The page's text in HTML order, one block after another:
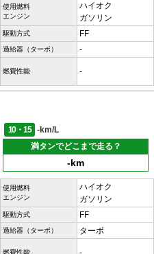
使用燃料
エンジン
ハイオク
ガソリン
駆動方式 FF
過給器（ターボ） -
燃費性能 -
10・15
-km/L
満タンでどこまで走る？
-km
使用燃料
エンジン
ハイオク
ガソリン
駆動方式 FF
過給器（ターボ） ターボ
燃費性能